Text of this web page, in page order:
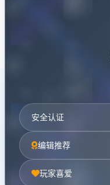
安全认证
编辑推荐
玩家喜爱